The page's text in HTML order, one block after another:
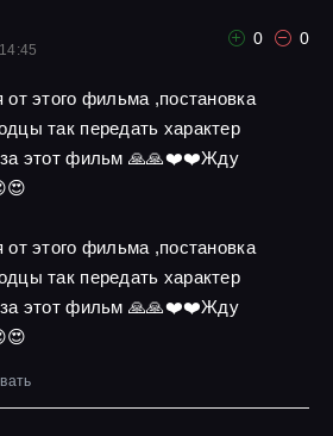
0 0
от этого фильма ,постановка
так передать характер
за этот фильм 🙏🙏❤️❤️Жду
от этого фильма ,постановка
так передать характер
за этот фильм 🙏🙏❤️❤️Жду